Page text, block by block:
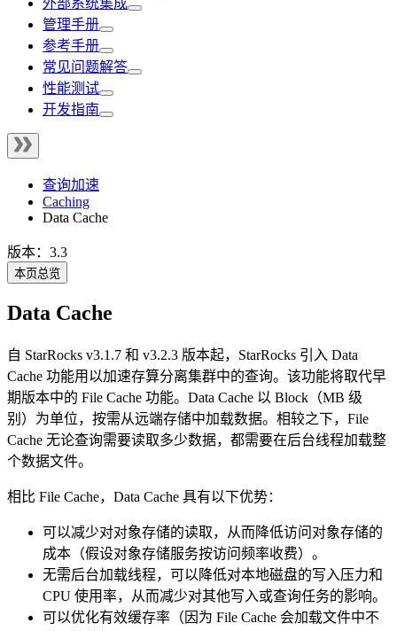
外部系统集成
管理手册
参考手册
常见问题解答
性能测试
开发指南
查询加速
Caching
Data Cache
版本：3.3
本页总览
Data Cache
自 StarRocks v3.1.7 和 v3.2.3 版本起，StarRocks 引入 Data
Cache 功能用以加速存算分离集群中的查询。该功能将取代早
期版本中的 File Cache 功能。Data Cache 以 Block（MB 级
别）为单位，按需从远端存储中加载数据。相较之下，File
Cache 无论查询需要读取多少数据，都需要在后台线程加载整
个数据文件。
相比 File Cache，Data Cache 具有以下优势：
可以减少对对象存储的读取，从而降低访问对象存储的
成本（假设对象存储服务按访问频率收费）。
无需后台加载线程，可以降低对本地磁盘的写入压力和
CPU 使用率，从而减少对其他写入或查询任务的影响。
可以优化有效缓存率（因为 File Cache 会加载文件中不